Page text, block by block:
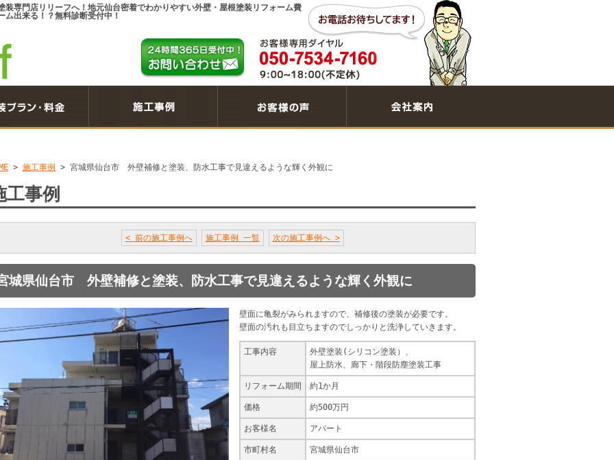
専門店リリーフへ！地元仙台密着でわかりやすい外壁・屋根塗装リフォーム費
出来る！？無料診断受付中！
> 施工事例 > 宮城県仙台市 外壁補修と塗装、防水工事で見違えるような輝く外観に
工事例
< 前の施工事例へ 施工事例 一覧 次の施工事例へ >
城県仙台市 外壁補修と塗装、防水工事で見違えるような輝く外観に
壁面に亀裂がみられますので、補修後の塗装が必要です。
壁面の汚れも目立ちますのでしっかりと洗浄していきます。
工事内容
外壁塗装(シリコン塗装）、
屋上防水、廊下・階段防塵塗装工事
リフォーム期間 約1か月
価格 約500万円
お客様名 アパート
市町村名 宮城県仙台市